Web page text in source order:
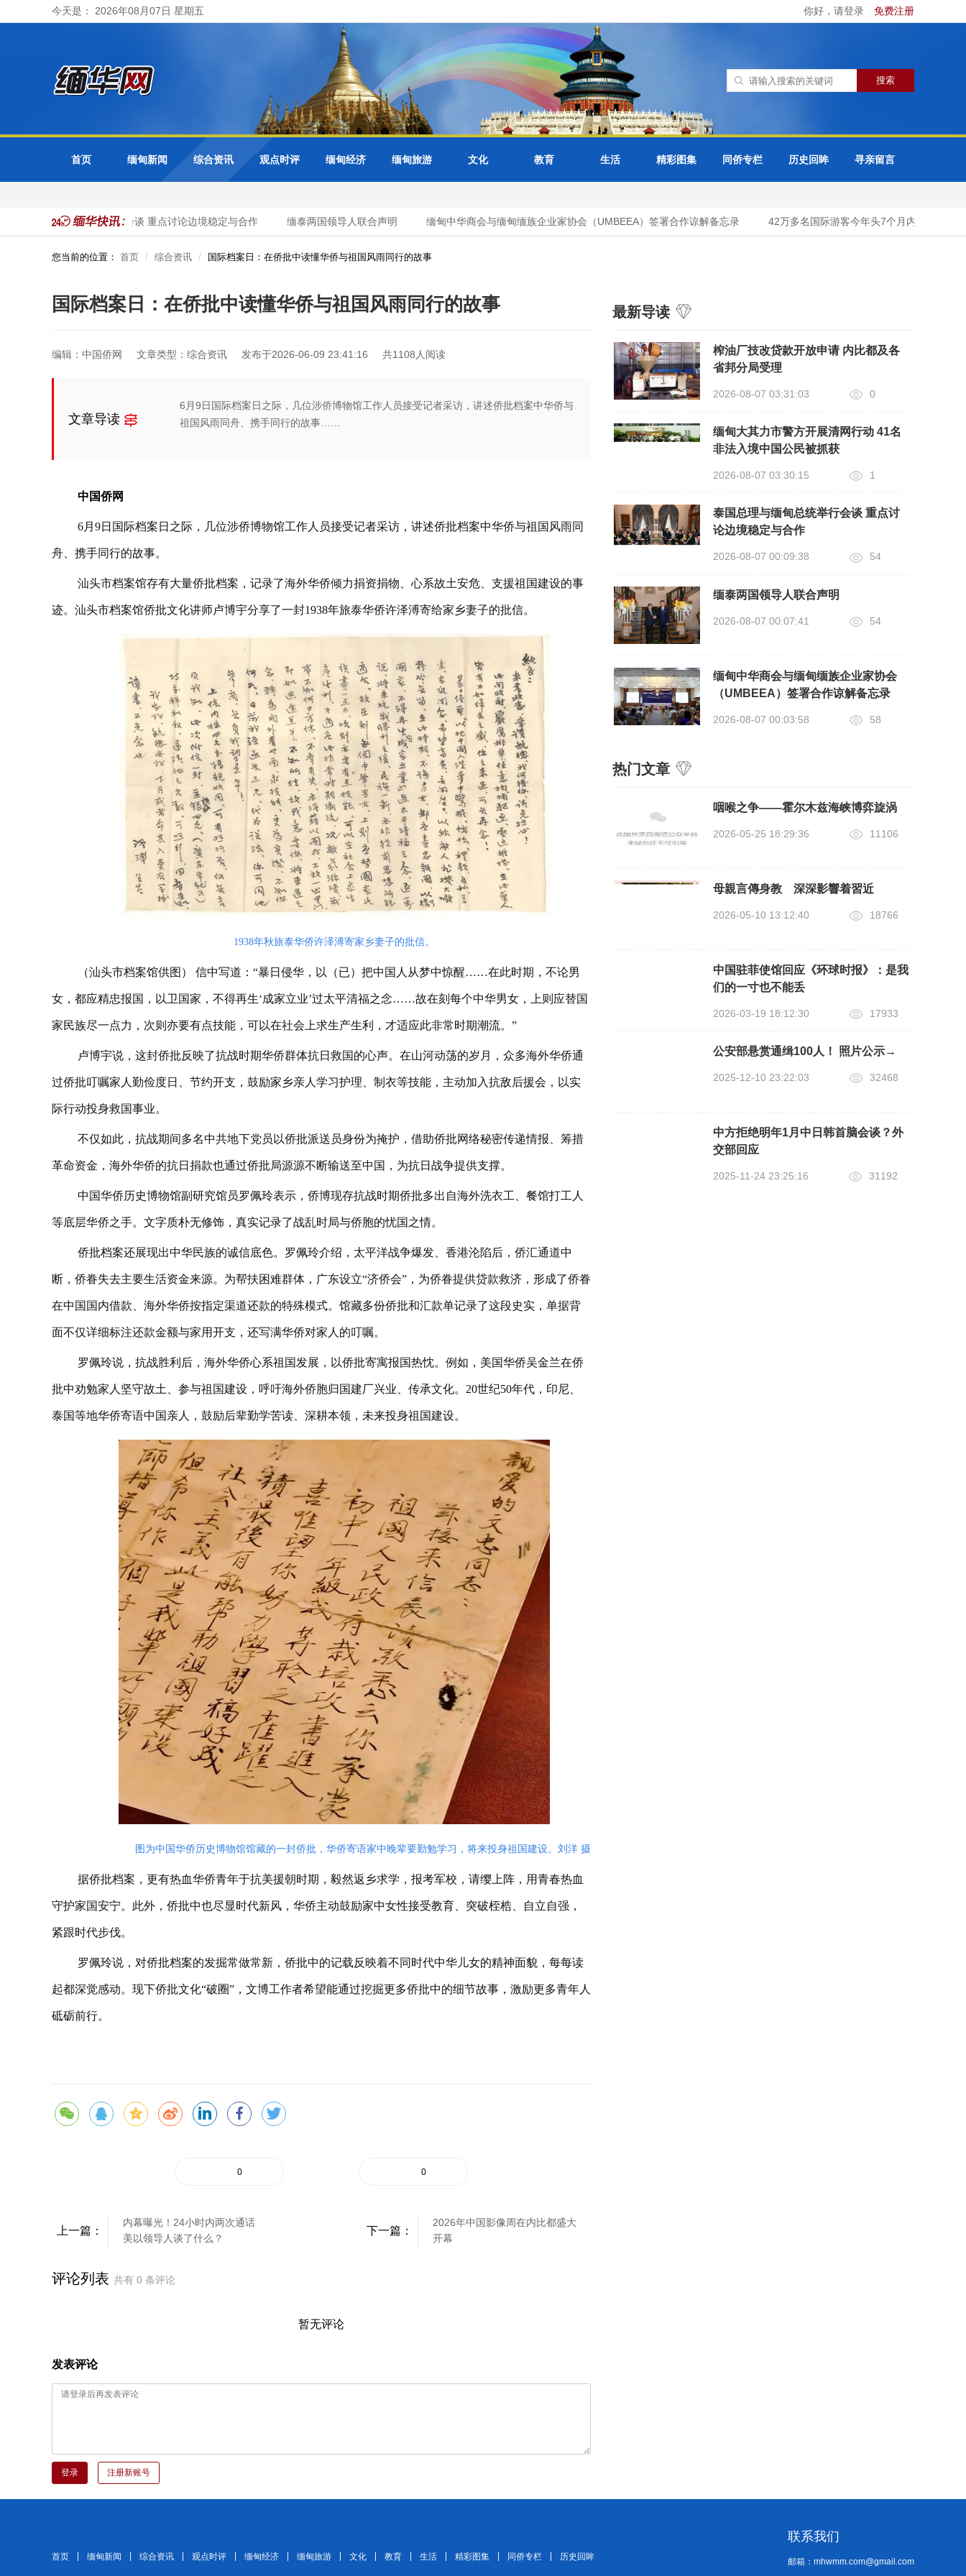
今天是： 2026年08月07日 星期五 你好，请登录 免费注册
首页 缅甸新闻 综合资讯 观点时评 缅甸经济 缅甸旅游 文化 教育 生活 精彩图集 同侨专栏 历史回眸 寻亲留言
国总理与缅甸总统举行会谈 重点讨论边境稳定与合作 缅泰两国领导人联合声明 缅甸中华商会与缅甸缅族企业家协会（UMBEEA）签署合作谅解备忘录 42万多名国际游客今年头7个月内进入柬埔寨吴
您当前的位置： 首页 综合资讯 国际档案日：在侨批中读懂华侨与祖国风雨同行的故事
国际档案日：在侨批中读懂华侨与祖国风雨同行的故事
编辑：中国侨网 文章类型：综合资讯 发布于2026-06-09 23:41:16 共1108人阅读
文章导读
6月9日国际档案日之际，几位涉侨博物馆工作人员接受记者采访，讲述侨批档案中华侨与
祖国风雨同舟、携手同行的故事……
中国侨网
6月9日国际档案日之际，几位涉侨博物馆工作人员接受记者采访，讲述侨批档案中华侨与祖国风雨同
舟、携手同行的故事。
汕头市档案馆存有大量侨批档案，记录了海外华侨倾力捐资捐物、心系故土安危、支援祖国建设的事
迹。汕头市档案馆侨批文化讲师卢博宇分享了一封1938年旅泰华侨许泽溥寄给家乡妻子的批信。
1938年秋旅泰华侨许泽溥寄家乡妻子的批信。
（汕头市档案馆供图） 信中写道：“暴日侵华，以（已）把中国人从梦中惊醒……在此时期，不论男
女，都应精忠报国，以卫国家，不得再生‘成家立业’过太平清福之念……故在刻每个中华男女，上则应替国
家民族尽一点力，次则亦要有点技能，可以在社会上求生产生利，才适应此非常时期潮流。”
卢博宇说，这封侨批反映了抗战时期华侨群体抗日救国的心声。在山河动荡的岁月，众多海外华侨通
过侨批叮嘱家人勤俭度日、节约开支，鼓励家乡亲人学习护理、制衣等技能，主动加入抗敌后援会，以实
际行动投身救国事业。
不仅如此，抗战期间多名中共地下党员以侨批派送员身份为掩护，借助侨批网络秘密传递情报、筹措
革命资金，海外华侨的抗日捐款也通过侨批局源源不断输送至中国，为抗日战争提供支撑。
中国华侨历史博物馆副研究馆员罗佩玲表示，侨博现存抗战时期侨批多出自海外洗衣工、餐馆打工人
等底层华侨之手。文字质朴无修饰，真实记录了战乱时局与侨胞的忧国之情。
侨批档案还展现出中华民族的诚信底色。罗佩玲介绍，太平洋战争爆发、香港沦陷后，侨汇通道中
断，侨眷失去主要生活资金来源。为帮扶困难群体，广东设立“济侨会”，为侨眷提供贷款救济，形成了侨眷
在中国国内借款、海外华侨按指定渠道还款的特殊模式。馆藏多份侨批和汇款单记录了这段史实，单据背
面不仅详细标注还款金额与家用开支，还写满华侨对家人的叮嘱。
罗佩玲说，抗战胜利后，海外华侨心系祖国发展，以侨批寄寓报国热忱。例如，美国华侨吴金兰在侨
批中劝勉家人坚守故土、参与祖国建设，呼吁海外侨胞归国建厂兴业、传承文化。20世纪50年代，印尼、
泰国等地华侨寄语中国亲人，鼓励后辈勤学苦读、深耕本领，未来投身祖国建设。
图为中国华侨历史博物馆馆藏的一封侨批，华侨寄语家中晚辈要勤勉学习，将来投身祖国建设。刘洋 摄
据侨批档案，更有热血华侨青年于抗美援朝时期，毅然返乡求学，报考军校，请缨上阵，用青春热血
守护家国安宁。此外，侨批中也尽显时代新风，华侨主动鼓励家中女性接受教育、突破桎梏、自立自强，
紧跟时代步伐。
罗佩玲说，对侨批档案的发掘常做常新，侨批中的记载反映着不同时代中华儿女的精神面貌，每每读
起都深觉感动。现下侨批文化“破圈”，文博工作者希望能通过挖掘更多侨批中的细节故事，激励更多青年人
砥砺前行。
0 0
上一篇：
内幕曝光！24小时内两次通话
美以领导人谈了什么？
下一篇：
2026年中国影像周在内比都盛大
开幕
评论列表 共有 0 条评论
暂无评论
发表评论
登录 注册新账号
最新导读
榨油厂技改贷款开放申请 内比都及各
省邦分局受理
2026-08-07 03:31:03 0
缅甸大其力市警方开展清网行动 41名
非法入境中国公民被抓获
2026-08-07 03:30:15 1
泰国总理与缅甸总统举行会谈 重点讨
论边境稳定与合作
2026-08-07 00:09:38 54
缅泰两国领导人联合声明
2026-08-07 00:07:41 54
缅甸中华商会与缅甸缅族企业家协会
（UMBEEA）签署合作谅解备忘录
2026-08-07 00:03:58 58
热门文章
咽喉之争——霍尔木兹海峡博弈旋涡
2026-05-25 18:29:36 11106
母親言傳身教 深深影響着習近
2026-05-10 13:12:40 18766
中国驻菲使馆回应《环球时报》：是我
们的一寸也不能丢
2026-03-19 18:12:30 17933
公安部悬赏通缉100人！ 照片公示→
2025-12-10 23:22:03 32468
中方拒绝明年1月中日韩首脑会谈？外
交部回应
2025-11-24 23:25:16 31192
首页 缅甸新闻 综合资讯 观点时评 缅甸经济 缅甸旅游 文化 教育 生活 精彩图集 同侨专栏 历史回眸
联系我们
邮箱：mhwmm.com@gmail.com